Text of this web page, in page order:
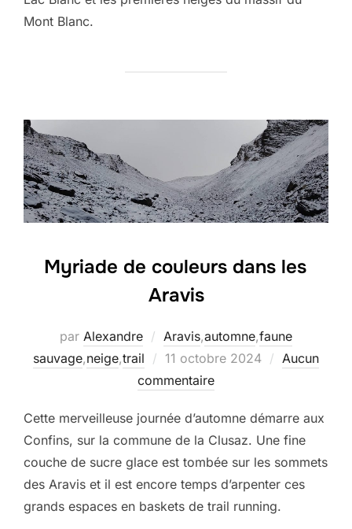
Mont Blanc.
Myriade de couleurs dans les
Aravis
par Alexandre Aravis,automne,faune
sauvage,neige,trail
Publié
le
11 octobre 2024
Aucun
commentaire
Cette merveilleuse journée d’automne démarre aux
Confins, sur la commune de la Clusaz. Une fine
couche de sucre glace est tombée sur les sommets
des Aravis et il est encore temps d’arpenter ces
grands espaces en baskets de trail running.